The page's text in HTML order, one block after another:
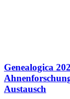
Genealogica
Austausch